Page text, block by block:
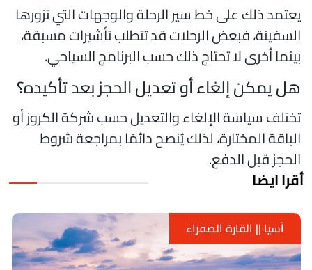
ذلك على خط سير الرحلة والوجهات التي تزورها
فبعض الرحلات قد تتطلب تأشيرات مسبقة،
أخرى لا تحتاج ذلك حسب البرنامج السياحي.
يمكن إلغاء أو تعديل الحجز بعد تأكيده؟
سياسة الإلغاء والتعديل حسب شركة الكروز أو
المختارة، لذلك يُنصح دائمًا بمراجعة شروط
قبل الدفع.
ايضا
الصفراء آسيا